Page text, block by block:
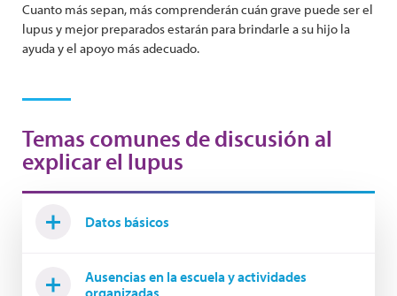
Cuanto más sepan, más comprenderán cuán grave puede ser el
lupus y mejor preparados estarán para brindarle a su hijo la
ayuda y el apoyo más adecuado.
Temas comunes de discusión al
explicar el lupus
Datos básicos
Ausencias en la escuela y actividades
organizadas